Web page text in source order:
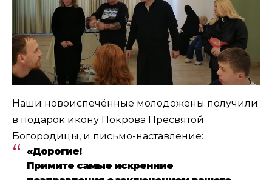
Наши новоиспечённые молодожёны получили
в подарок икону Покрова Пресвятой
Богородицы, и письмо-наставление:
«Дорогие!
Примите самые искренние